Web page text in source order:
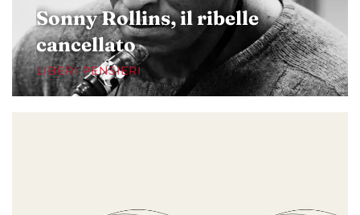
Sonny Rollins, il ribelle
cancellato
LIBERI PENSIERI